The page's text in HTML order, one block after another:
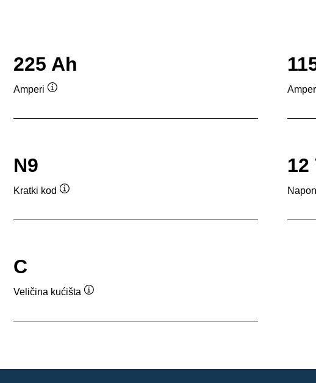
225 Ah
Amperi
N9
Kratki kod
12
Napon
C
Veličina kućišta